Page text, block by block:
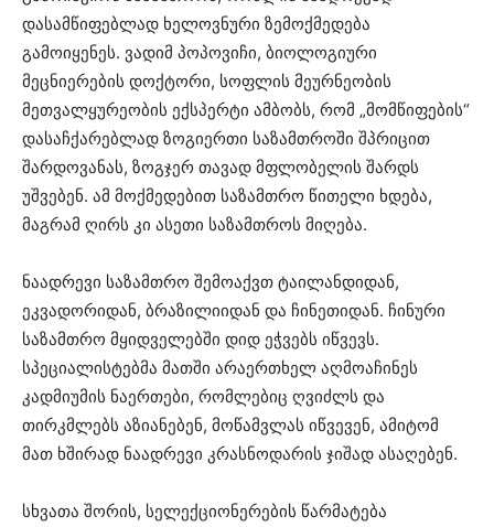
დასამწიფებლად ხელოვნური ზემოქმედება
გამოიყენეს. ვადიმ პოპოვიჩი, ბიოლოგიური
მეცნიერების დოქტორი, სოფლის მეურნეობის
მეთვალყურეობის ექსპერტი ამბობს, რომ „მომწიფების“
დასაჩქარებლად ზოგიერთი საზამთროში შპრიცით
შარდოვანას, ზოგჯერ თავად მფლობელის შარდს
უშვებენ. ამ მოქმედებით საზამთრო წითელი ხდება,
მაგრამ ღირს კი ასეთი საზამთროს მიღება.
ნაადრევი საზამთრო შემოაქვთ ტაილანდიდან,
ეკვადორიდან, ბრაზილიიდან და ჩინეთიდან. ჩინური
საზამთრო მყიდველებში დიდ ეჭვებს იწვევს.
სპეციალისტებმა მათში არაერთხელ აღმოაჩინეს
კადმიუმის ნაერთები, რომლებიც ღვიძლს და
თირკმლებს აზიანებენ, მოწამვლას იწვევენ, ამიტომ
მათ ხშირად ნაადრევი კრასნოდარის ჯიშად ასაღებენ.
სხვათა შორის, სელექციონერების წარმატება